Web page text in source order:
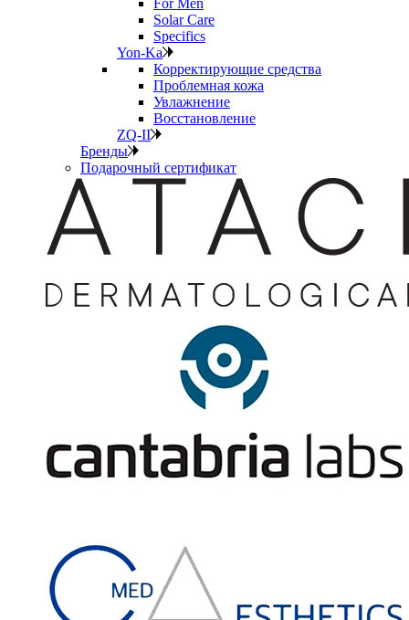
Solar Care
Specifics
Yon-Ka
Корректирующие средства
Проблемная кожа
Увлажнение
Восстановление
ZQ-II
Бренды
Подарочный сертификат